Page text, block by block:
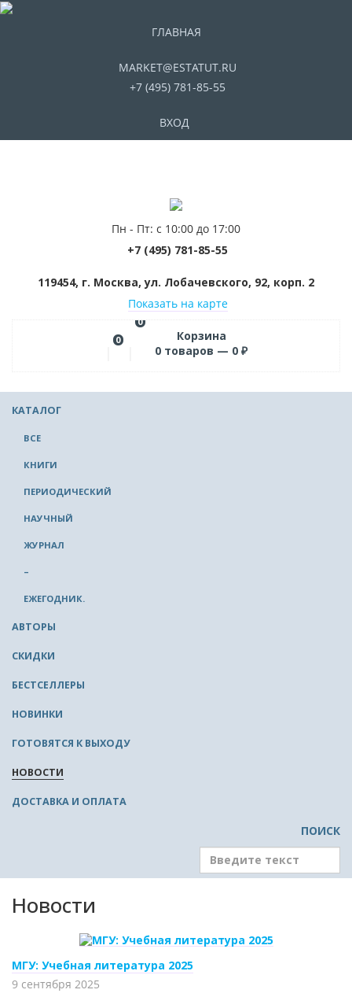
ГЛАВНАЯ
MARKET@ESTATUT.RU
+7 (495) 781-85-55
ВХОД
Пн - Пт: с 10:00 до 17:00
+7 (495) 781-85-55
119454, г. Москва, ул. Лобачевского, 92, корп. 2
Показать на карте
0
0
Корзина
0 товаров — 0 ₽
КАТАЛОГ
ВСЕ
КНИГИ
ПЕРИОДИЧЕСКИЙ
НАУЧНЫЙ
ЖУРНАЛ
–
ЕЖЕГОДНИК.
АВТОРЫ
СКИДКИ
БЕСТСЕЛЛЕРЫ
НОВИНКИ
ГОТОВЯТСЯ К ВЫХОДУ
НОВОСТИ
ДОСТАВКА И ОПЛАТА
ПОИСК
Новости
МГУ: Учебная литература 2025
9 сентября 2025